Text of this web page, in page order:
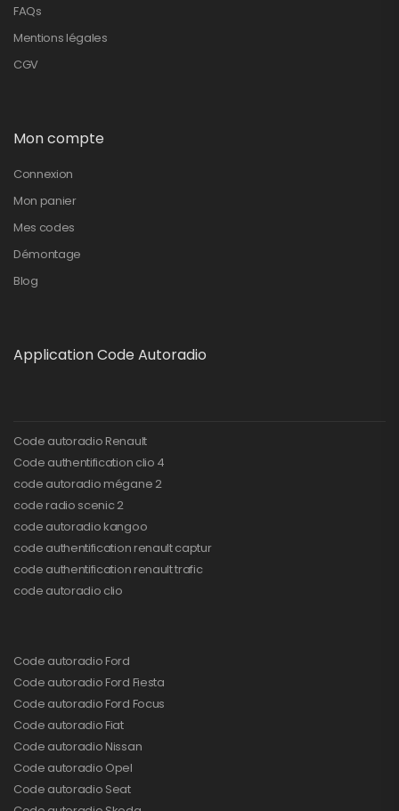
FAQs
Mentions légales
CGV
Mon compte
Connexion
Mon panier
Mes codes
Démontage
Blog
Application Code Autoradio
Code autoradio Renault
Code authentification clio 4
code autoradio mégane 2
code radio scenic 2
code autoradio kangoo
code authentification renault captur
code authentification renault trafic
code autoradio clio
Code autoradio Ford
Code autoradio Ford Fiesta
Code autoradio Ford Focus
Code autoradio Fiat
Code autoradio Nissan
Code autoradio Opel
Code autoradio Seat